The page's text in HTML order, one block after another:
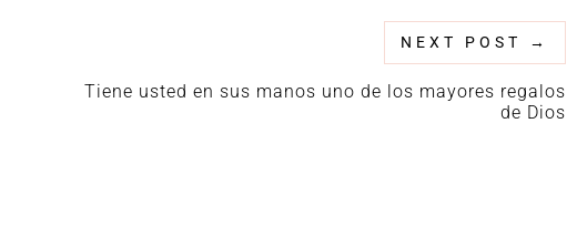
NEXT POST →
Tiene usted en sus manos uno de los mayores regalos
de Dios